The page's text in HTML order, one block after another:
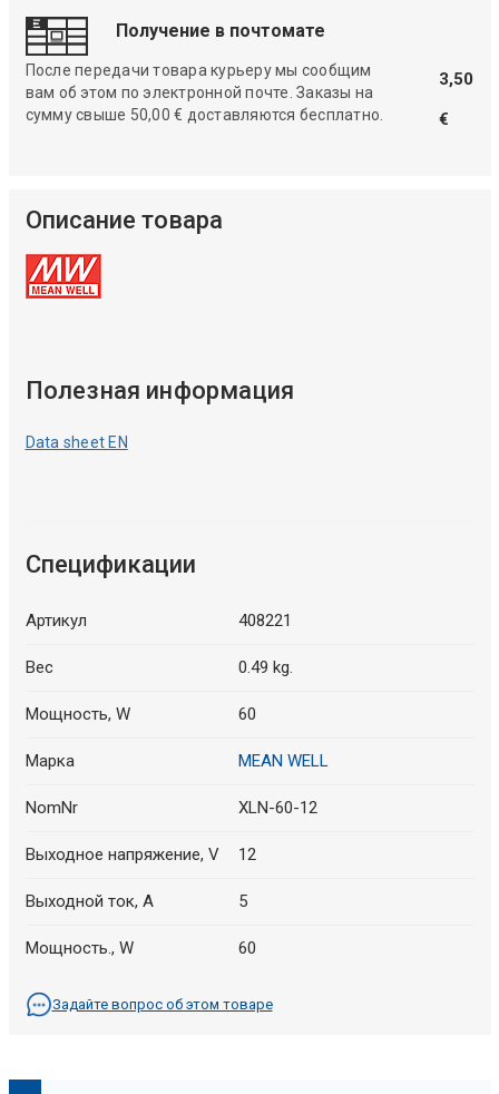
Получение в почтомате
После передачи товара курьеру мы сообщим
вам об этом по электронной почте. Заказы на
сумму свыше 50,00 € доставляются бесплатно.
3,50
€
Описание товара
Полезная информация
Data sheet EN
Спецификации
Артикул 408221
Вес 0.49 kg.
Мощность, W 60
Марка MEAN WELL
NomNr XLN-60-12
Выходное напряжение, V 12
Выходной ток, A 5
Мощность., W 60
Задайте вопрос об этом товаре